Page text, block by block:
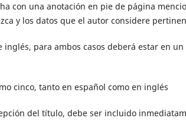
con una anotación en pie de página
y los datos que el autor considere
para ambos casos deberá estar en
cinco, tanto en español como en inglés
del título, debe ser incluido